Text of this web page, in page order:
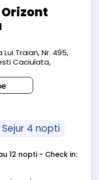
Lui Traian, Nr. 495,
Caciulata,
Sejur 4 nopti
12 nopti - Check in: